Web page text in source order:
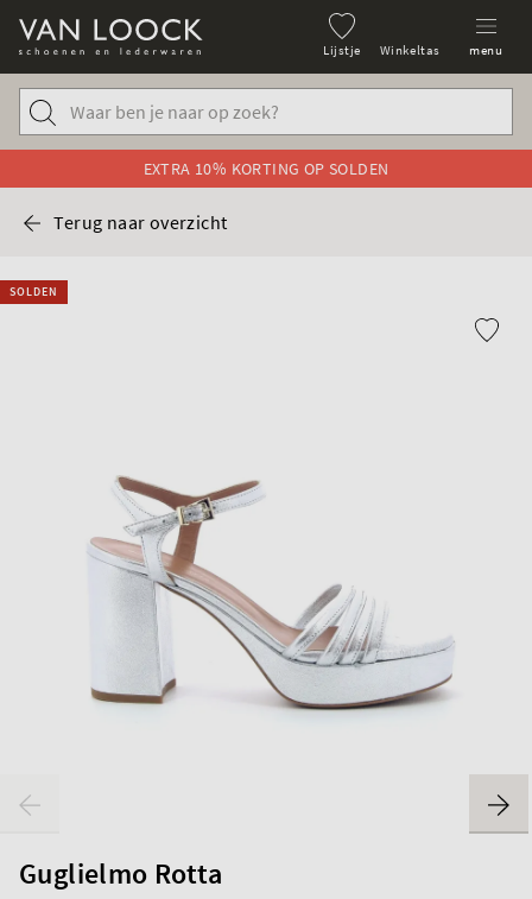
Lijstje Winkeltas menu
EXTRA 10% KORTING OP SOLDEN
Terug naar overzicht
SOLDEN
Guglielmo Rotta